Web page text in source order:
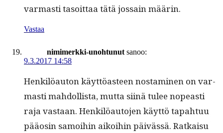
var­masti tasoit­taa tätä jos­sain määrin.
Vastaa
nimimerkki-unohtunut sanoo:
9.3.2017 14:58
Henkilöau­ton käyt­töas­teen nos­t­a­mi­nen on var­
masti mah­dol­lista, mut­ta siinä tulee nopeasti
raja vas­taan. Henkilöau­to­jen käyt­tö tapah­tuu
pääosin samoi­hin aikoi­hin päivässä. Ratkaisu